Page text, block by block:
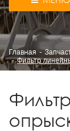
Главная
Фильтр